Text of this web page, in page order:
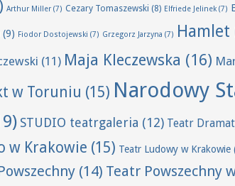
Arthur Miller (7) Cezary Tomaszewski (8) Elfriede Jelinek(7)
(9) Fiodor Dostojewski (7) Grzegorz Jarzyna (7) Hamlet
(11) Maja Kleczewska (16)
w Toruniu (15) Narodowy
STUDIO teatrgaleria (12) Teatr
w Krakowie (15) Teatr Ludowy w Krakowie
(14) Teatr Powszechny